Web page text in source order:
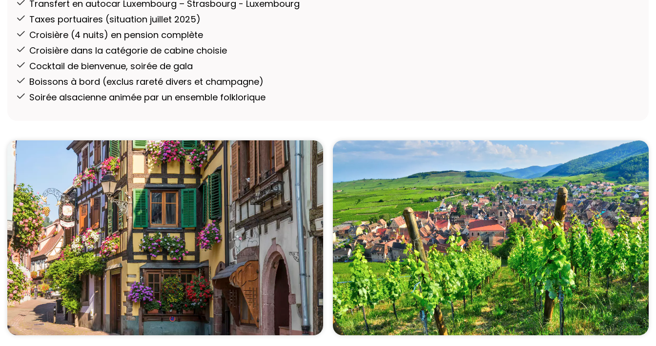
Transfert en autocar Luxembourg – Strasbourg - Luxembourg
Taxes portuaires (situation juillet 2025)
Croisière (4 nuits) en pension complète
Croisière dans la catégorie de cabine choisie
Cocktail de bienvenue, soirée de gala
Boissons à bord (exclus rareté divers et champagne)
Soirée alsacienne animée par un ensemble folklorique